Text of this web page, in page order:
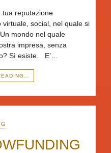
tua reputazione
social, nel quale si
mondo nel quale
impresa, senza
Sì esiste. E’…